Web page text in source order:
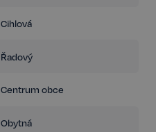
Cihlová
Řadový
Centrum obce
Obytná